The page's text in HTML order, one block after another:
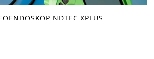
NDTEC XPLUS